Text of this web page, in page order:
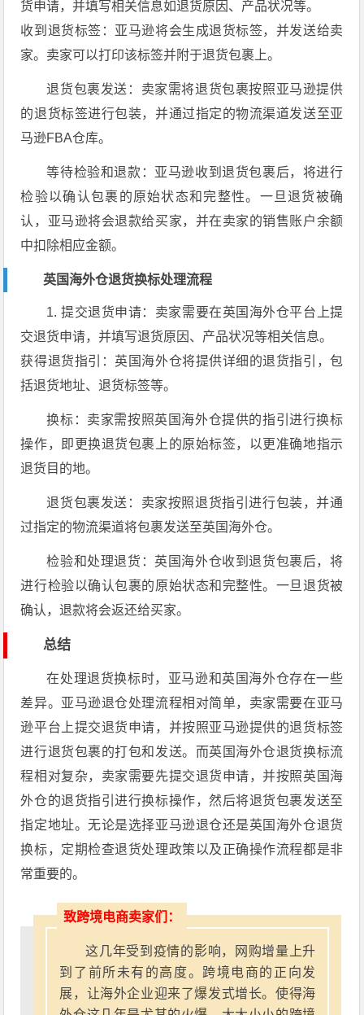
货申请，并填写相关信息如退货原因、产品状况等。
收到退货标签：亚马逊将会生成退货标签，并发送给卖
家。卖家可以打印该标签并附于退货包裹上。
退货包裹发送：卖家需将退货包裹按照亚马逊提供
的退货标签进行包装，并通过指定的物流渠道发送至亚
马逊FBA仓库。
等待检验和退款：亚马逊收到退货包裹后，将进行
检验以确认包裹的原始状态和完整性。一旦退货被确
认，亚马逊将会退款给买家，并在卖家的销售账户余额
中扣除相应金额。
英国海外仓退货换标处理流程
1. 提交退货申请：卖家需要在英国海外仓平台上提
交退货申请，并填写退货原因、产品状况等相关信息。
获得退货指引：英国海外仓将提供详细的退货指引，包
括退货地址、退货标签等。
换标：卖家需按照英国海外仓提供的指引进行换标
操作，即更换退货包裹上的原始标签，以更准确地指示
退货目的地。
退货包裹发送：卖家按照退货指引进行包装，并通
过指定的物流渠道将包裹发送至英国海外仓。
检验和处理退货：英国海外仓收到退货包裹后，将
进行检验以确认包裹的原始状态和完整性。一旦退货被
确认，退款将会返还给买家。
总结
在处理退货换标时，亚马逊和英国海外仓存在一些
差异。亚马逊退仓处理流程相对简单，卖家需要在亚马
逊平台上提交退货申请，并按照亚马逊提供的退货标签
进行退货包裹的打包和发送。而英国海外仓退货换标流
程相对复杂，卖家需要先提交退货申请，并按照英国海
外仓的退货指引进行换标操作，然后将退货包裹发送至
指定地址。无论是选择亚马逊退仓还是英国海外仓退货
换标，定期检查退货处理政策以及正确操作流程都是非
常重要的。
致跨境电商卖家们：
这几年受到疫情的影响，网购增量上升
到了前所未有的高度。跨境电商的正向发
展，让海外企业迎来了爆发式增长。使得海